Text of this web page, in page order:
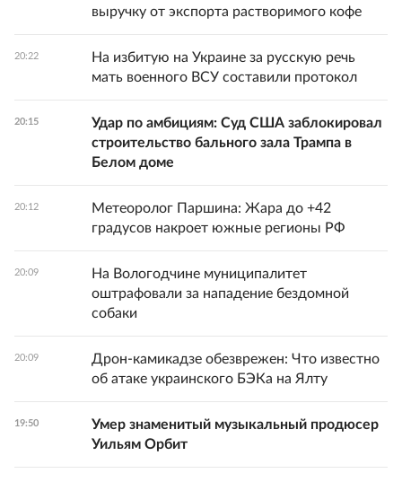
выручку от экспорта растворимого кофе
20:22
На избитую на Украине за русскую речь
мать военного ВСУ составили протокол
20:15
Удар по амбициям: Суд США заблокировал
строительство бального зала Трампа в
Белом доме
20:12
Метеоролог Паршина: Жара до +42
градусов накроет южные регионы РФ
20:09
На Вологодчине муниципалитет
оштрафовали за нападение бездомной
собаки
20:09
Дрон-камикадзе обезврежен: Что известно
об атаке украинского БЭКа на Ялту
19:50
Умер знаменитый музыкальный продюсер
Уильям Орбит